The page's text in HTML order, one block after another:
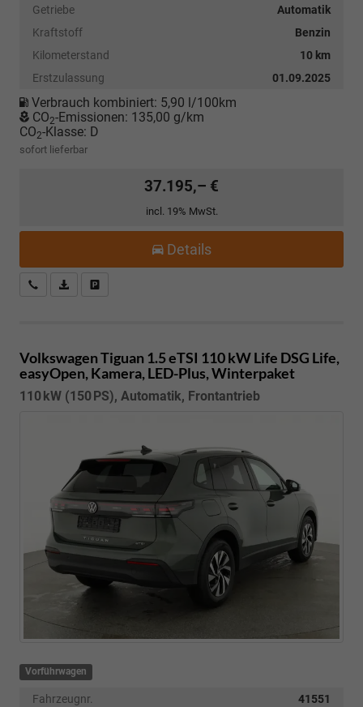
Getriebe
Automatik
Kraftstoff
Benzin
Kilometerstand
10 km
Erstzulassung
01.09.2025
Verbrauch kombiniert: 5,90 l/100km
CO2-Emissionen: 135,00 g/km
CO2-Klasse: D
sofort lieferbar
37.195,– €
incl. 19% MwSt.
Details
Kostenloser Rückruf-Service
PDF-Datei, Fahrzeugexposé drucken
Volkswagen Tiguan1.5 eTSI 110 kW Life DSG Life,
easyOpen, Kamera, LED-Plus, Winterpaket
110 kW (150 PS), Automatik, Frontantrieb
Vorführwagen
Fahrzeugnr.
41551